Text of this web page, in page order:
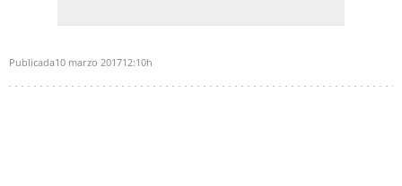
Publicada10 marzo 201712:10h